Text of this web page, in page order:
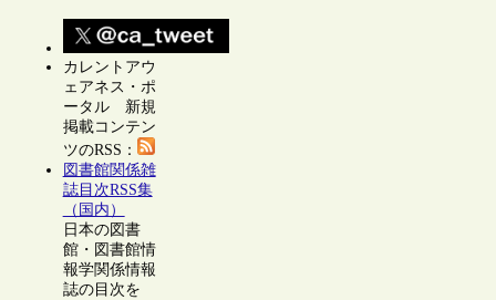
カレントアウ
ェアネス・ポ
ータル 新規
掲載コンテン
ツのRSS：
図書館関係雑
誌目次RSS集
（国内）
日本の図書
館・図書館情
報学関係情報
誌の目次を